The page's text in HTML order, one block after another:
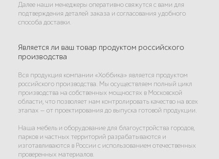
Далее наши менеджеры оперативно свяжутся с вами для
подтверждения деталей заказа и согласования удобного
способа доставки.
Является ли ваш товар продуктом российского
производства
Вся продукция компании «Хоббика» является продуктом
российского производства. Мы осуществляем полный цикл
производства на собственных мощностях в Московской
области, что позволяет нам контролировать качество на всех
этапах — от проектирования до выпуска готовой продукции.
Наша мебель и оборудование для благоустройства городов,
парков и частных территорий разрабатываются и
изготавливаются в России с использованием отечественных
проверенных материалов.